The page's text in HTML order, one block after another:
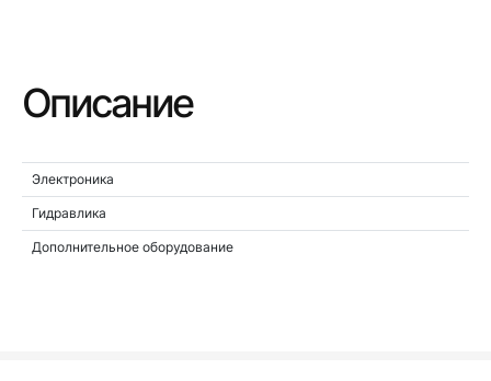
Описание
Электроника
Гидравлика
Дополнительное оборудование